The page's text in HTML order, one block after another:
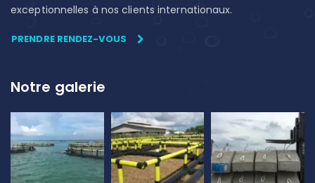
exceptionnelles à nos clients internationaux.
PRENDRE RENDEZ-VOUS
Notre galerie